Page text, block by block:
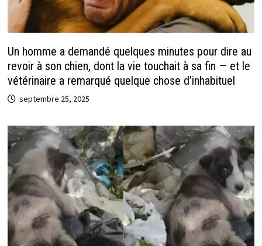
Un homme a demandé quelques minutes pour dire au
revoir à son chien, dont la vie touchait à sa fin — et le
vétérinaire a remarqué quelque chose d’inhabituel
septembre 25, 2025